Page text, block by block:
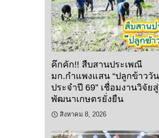
คึกคัก!! สืบสานประเพณี
มก.กำแพงแสน “ปลูกข้าววั
ประจำปี 69” เชื่อมงานวิจัย
พัฒนาเกษตรยั่งยืน
สิงหาคม 8, 2026